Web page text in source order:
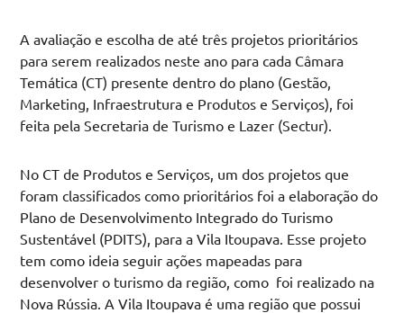
A avaliação e escolha de até três projetos prioritários
para serem realizados neste ano para cada Câmara
Temática (CT) presente dentro do plano (Gestão,
Marketing, Infraestrutura e Produtos e Serviços), foi
feita pela Secretaria de Turismo e Lazer (Sectur).
No CT de Produtos e Serviços, um dos projetos que
foram classificados como prioritários foi a elaboração do
Plano de Desenvolvimento Integrado do Turismo
Sustentável (PDITS), para a Vila Itoupava. Esse projeto
tem como ideia seguir ações mapeadas para
desenvolver o turismo da região, como foi realizado na
Nova Rússia. A Vila Itoupava é uma região que possui